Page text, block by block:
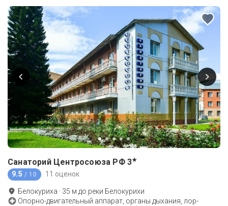
Санаторий Центросоюза РФ 3★
9.5 / 10 11 оценок
Белокуриха · 35 м до реки Белокурихи
Опорно-двигательный аппарат, органы дыхания, лор-